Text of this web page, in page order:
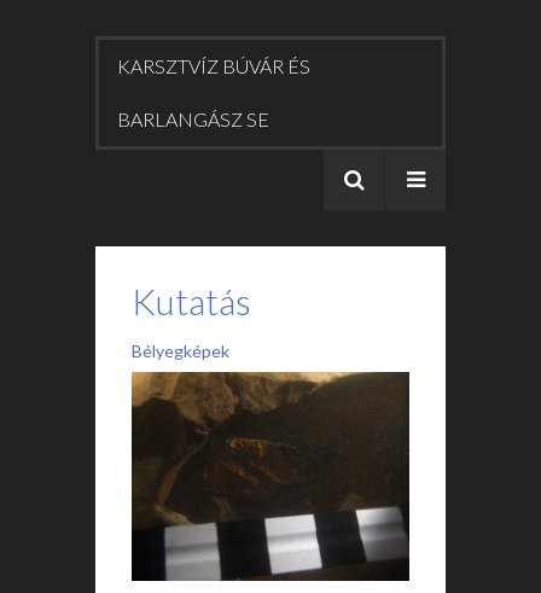
KARSZTVÍZ BÚVÁR ÉS
BARLANGÁSZ SE
Kutatás
Bélyegképek